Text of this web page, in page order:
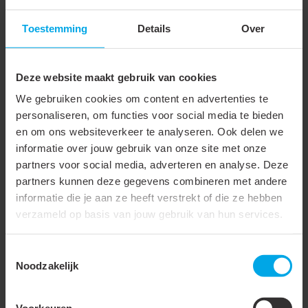
Toestemming Details Over
Deze website maakt gebruik van cookies
We gebruiken cookies om content en advertenties te
personaliseren, om functies voor social media te bieden
en om ons websiteverkeer te analyseren. Ook delen we
informatie over jouw gebruik van onze site met onze
partners voor social media, adverteren en analyse. Deze
partners kunnen deze gegevens combineren met andere
informatie die je aan ze heeft verstrekt of die ze hebben
verzameld op basis van jouw gebruik van hun services.
Noodzakelijk
Systeemdiameter
100 mm
Geschikt voor vlak hellend
dak
Geschikt voor pannendak
Geschikt op dakopstand
Geschikt voor
schoorsteen